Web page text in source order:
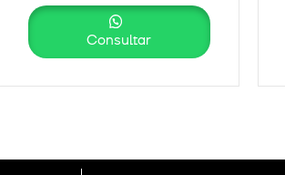
Consultar